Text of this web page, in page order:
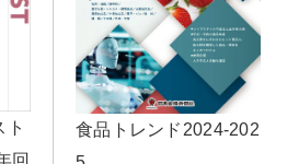
ト
回
食品トレンド2024-202